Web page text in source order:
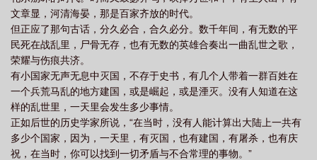
文章显，河清海晏，那是百家齐放的时代。
但正应了那句古话，分久必合，合久必分。数千年间，有无数的平
民死在战乱里，尸骨无存，也有无数的英雄合奏出一曲乱世之歌，
荣耀与伤痕共济。
有小国家无声无息中灭国，不存于史书，有几个人带着一群百姓在
一个兵荒马乱的地方建国，或是崛起，或是湮灭。没有人知道在这
样的乱世里，一天里会发生多少事情。
正如后世的历史学家所说，“在当时，没有人能计算出大陆上一共有
多少个国家，因为，一天里，有灭国，也有建国，有屠杀，也有庆
祝，在当时，你可以找到一切矛盾与不合常理的事物。”